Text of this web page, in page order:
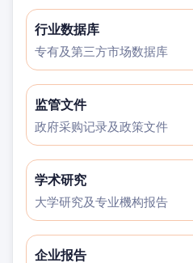
行业数据库
专有及第三方市场数据库
监管文件
政府采购记录及政策文件
学术研究
大学研究及专业機构报告
企业报告